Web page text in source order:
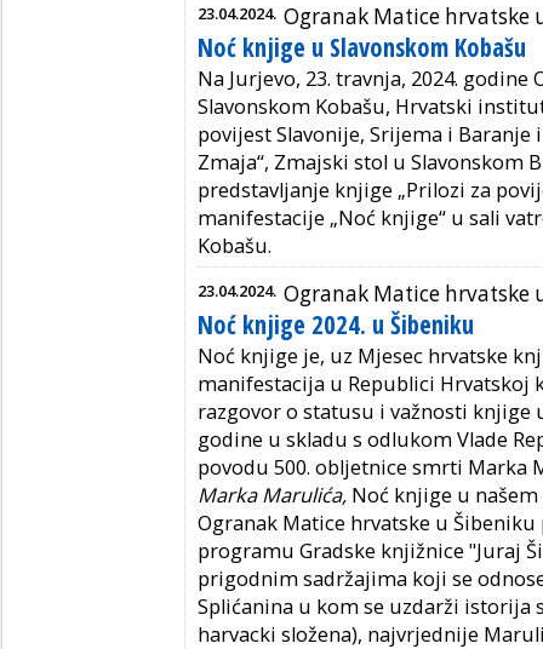
23.04.2024. Ogranak Matice hrvatske
Noć knjige u Slavonskom Kobašu
Na Jurjevo, 23. travnja, 2024.
Slavonskom Kobašu, Hrvatski
povijest Slavonije, Srijema i Baranje
Zmaja“, Zmajski stol u Slavonskom
predstavljanje knjige „Prilozi za
manifestacije „Noć knjige“ u sali
Kobašu.
23.04.2024. Ogranak Matice hrvatske
Noć knjige 2024. u Šibeniku
Noć knjige je, uz Mjesec hrvatske
manifestacija u Republici Hrvatskoj
razgovor o statusu i važnosti knjige
godine u skladu s odlukom Vlade
povodu 500. obljetnice smrti Marka
Marka Marulića, Noć knjige u
Ogranak Matice hrvatske u
programu Gradske knjižnice "Juraj
prigodnim sadržajima koji se
Splićanina u kom se uzdarži istorija
harvacki složena), najvrjednije